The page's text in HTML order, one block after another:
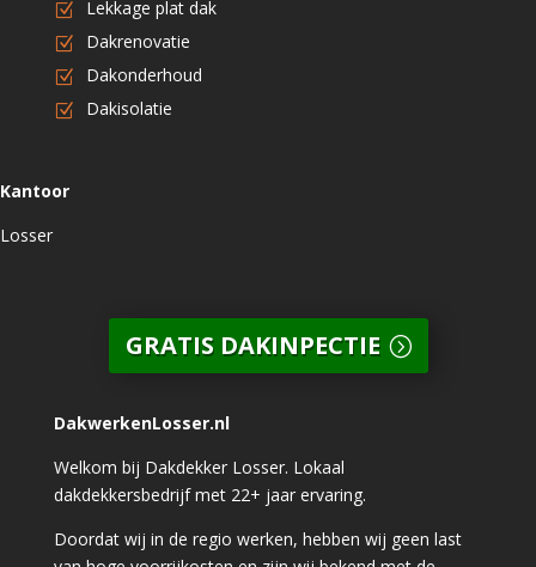
Lekkage plat dak
Dakrenovatie
Dakonderhoud
Dakisolatie
Kantoor
Losser
GRATIS DAKINPECTIE
DakwerkenLosser.nl
Welkom bij Dakdekker Losser. Lokaal
dakdekkersbedrijf met 22+ jaar ervaring.
Doordat wij in de regio werken, hebben wij geen last